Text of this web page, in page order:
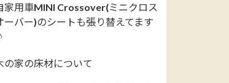
家用車MINI Crossover(ミニクロス
ーバー)のシートも張り替えてます
の家の床材について